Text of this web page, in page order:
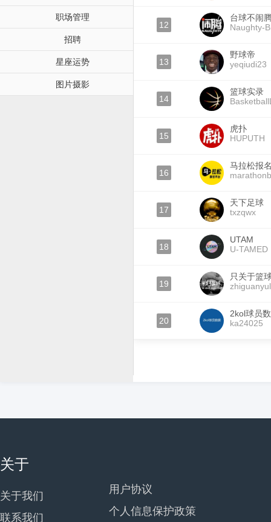
职场管理
招聘
星座运势
图片摄影
12
台球不闹
Naughty-
13
野球帝
yeqiudi23
14
篮球实录
15
虎扑
HUPUTH
16
马拉松报
17
天下足球
txzqwx
18
UTAM
U-TAMED
19
只关于篮
20
2kol球员
ka24025
关于
关于我们
联系我们
用户协议
个人信息保护政策